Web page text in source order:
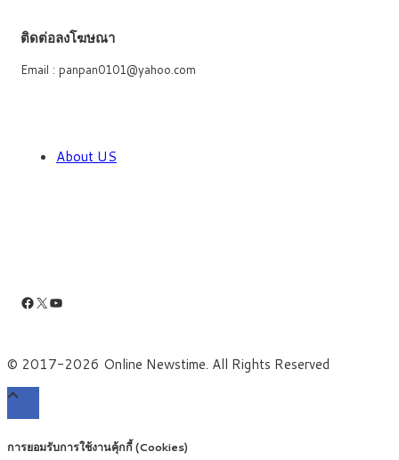
ติดต่อลงโฆษณา
Email : panpan0101@yahoo.com
About US
Facebook
X YouTube
© 2017-2026 Online Newstime. All Rights Reserved
การยอมรับการใช้งานคุ้กกี้ (Cookies)